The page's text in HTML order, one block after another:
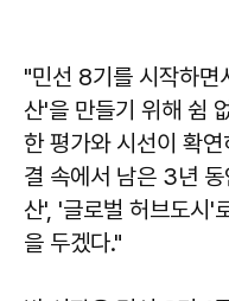
"민선 8기를 시작하면
산'을 만들기 위해 쉼
한 평가와 시선이 확
결 속에서 남은 3년
산', '글로벌 허브도시'
을 두겠다."